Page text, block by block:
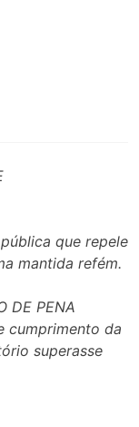
que repele
mantida refém.
DE PENA
cumprimento da
superasse